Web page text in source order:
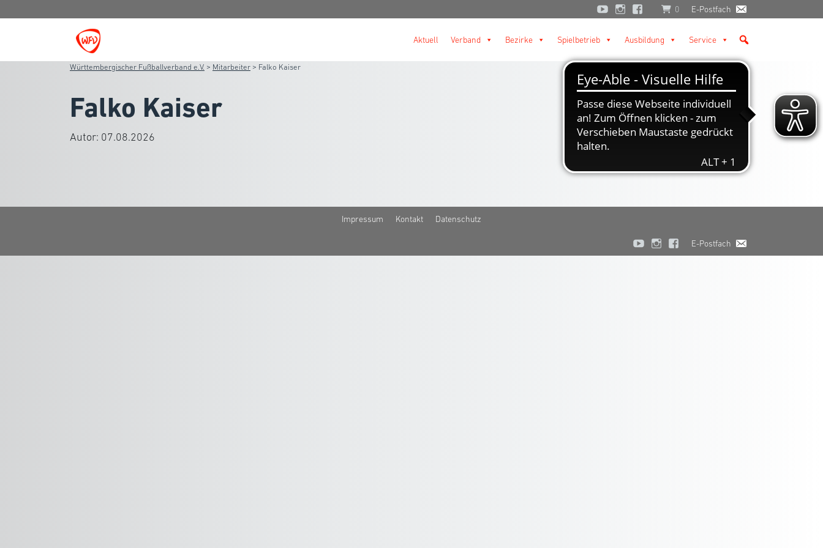
0 E-Postfach
Aktuell Verband Bezirke Spielbetrieb Ausbildung Service
Württembergischer Fußballverband e.V. > Mitarbeiter > Falko Kaiser
Falko Kaiser
Autor: 07.08.2026
Impressum Kontakt Datenschutz
E-Postfach